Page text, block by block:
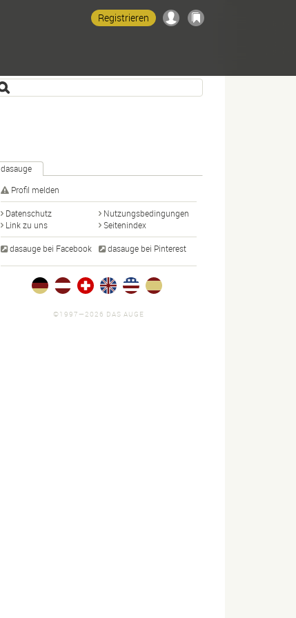
Registrieren
dasauge
Profil melden
Datenschutz
Nutzungsbedingungen
Link zu uns
Seitenindex
dasauge bei Facebook dasauge bei Pinterest
©1997—2026 DAS AUGE